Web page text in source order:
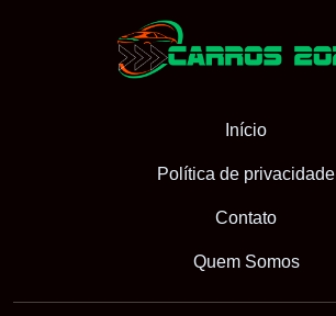
Início
Política de privacidade
Contato
Quem Somos